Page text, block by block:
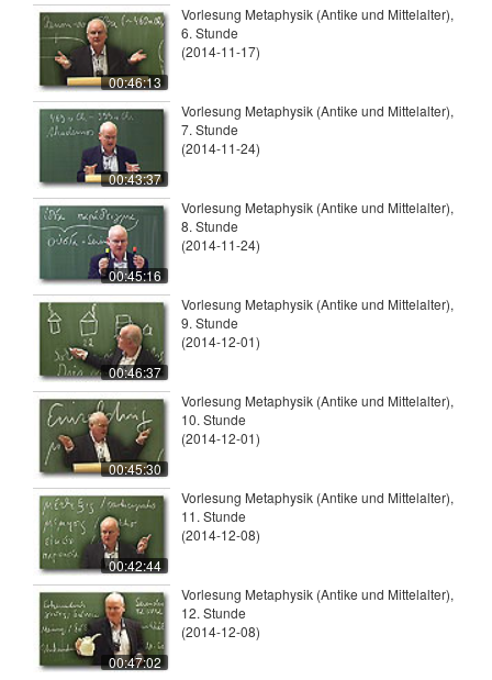
00:46:13
Vorlesung Metaphysik (Antike und Mittelalter),
6. Stunde
(2014-11-17)
00:43:37
Vorlesung Metaphysik (Antike und Mittelalter),
7. Stunde
(2014-11-24)
00:45:16
Vorlesung Metaphysik (Antike und Mittelalter),
8. Stunde
(2014-11-24)
00:46:37
Vorlesung Metaphysik (Antike und Mittelalter),
9. Stunde
(2014-12-01)
00:45:30
Vorlesung Metaphysik (Antike und Mittelalter),
10. Stunde
(2014-12-01)
00:42:44
Vorlesung Metaphysik (Antike und Mittelalter),
11. Stunde
(2014-12-08)
00:47:02
Vorlesung Metaphysik (Antike und Mittelalter),
12. Stunde
(2014-12-08)